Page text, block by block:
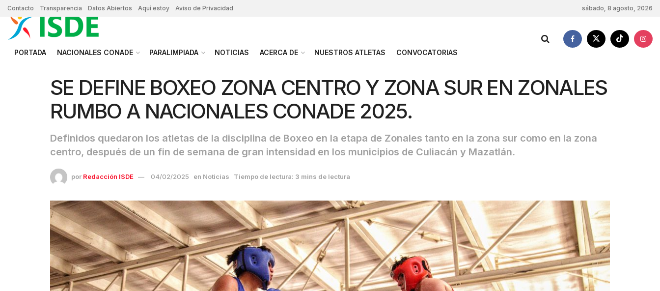
Contacto Transparencia Datos Abiertos Aquí estoy Aviso de Privacidad sábado, 8 agosto, 2026
PORTADA NACIONALES CONADE PARALIMPIADA NOTICIAS ACERCA DE NUESTROS ATLETAS CONVOCATORIAS
SE DEFINE BOXEO ZONA CENTRO Y ZONA SUR EN ZONALES
RUMBO A NACIONALES CONADE 2025.
Definidos quedaron los atletas de la disciplina de Boxeo en la etapa de Zonales tanto en la zona sur como en la zona
centro, después de un fin de semana de gran intensidad en los municipios de Culiacán y Mazatlán.
por Redacción ISDE 04/02/2025 en Noticias Tiempo de lectura: 3 mins de lectura